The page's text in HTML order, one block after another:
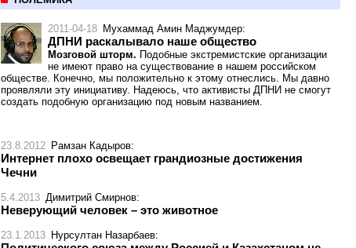
2011-04-18 Мухаммад Амин Маджумдер:
ДПНИ раскалывало наше общество
Мозговой шторм. Подобные экстремистские организации
не имеют право на существование в нашем российском
обществе. Конечно, мы положительно к этому отнеслись. Мы давно
проявляли эту инициативу. Надеюсь, что активисты ДПНИ не смогут
создать подобную организацию под новым названием.
23.8.2012 Рамзан Кадыров:
Интернет плохо освещает грандиозные достижения
Чечни
5.4.2013 Димитрий Смирнов:
Неверующий человек – это животное
23.1.2013 Нурсултан Назарбаев: